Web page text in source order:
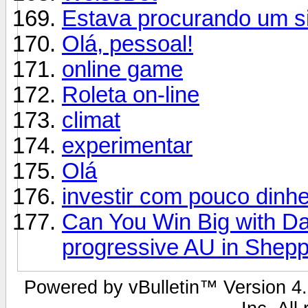
Estava procurando um
Olá, pessoal!
online game
Roleta on-line
climat
experimentar
Olá
investir com pouco
Can You Win Big with
progressive AU in
Powered by vBulletin™ Version